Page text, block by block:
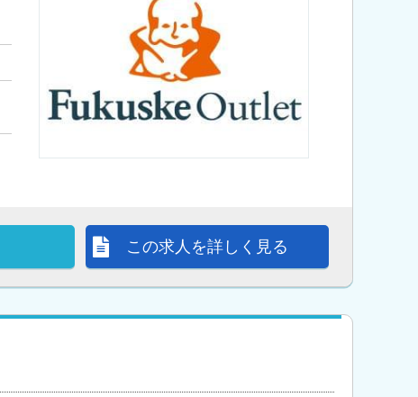
この求人を詳しく見る